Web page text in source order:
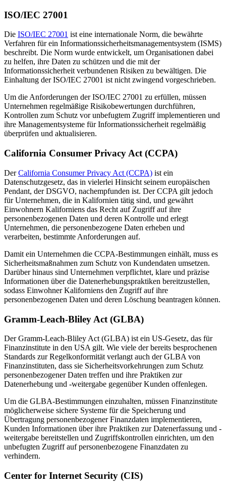
ISO/IEC 27001
Die ISO/IEC 27001 ist eine internationale Norm, die bewährte
Verfahren für ein Informationssicherheitsmanagementsystem (ISMS)
beschreibt. Die Norm wurde entwickelt, um Organisationen dabei
zu helfen, ihre Daten zu schützen und die mit der
Informationssicherheit verbundenen Risiken zu bewältigen. Die
Einhaltung der ISO/IEC 27001 ist nicht zwingend vorgeschrieben.
Um die Anforderungen der ISO/IEC 27001 zu erfüllen, müssen
Unternehmen regelmäßige Risikobewertungen durchführen,
Kontrollen zum Schutz vor unbefugtem Zugriff implementieren und
ihre Managementsysteme für Informationssicherheit regelmäßig
überprüfen und aktualisieren.
California Consumer Privacy Act (CCPA)
DerCalifornia Consumer Privacy Act (CCPA) ist ein
Datenschutzgesetz, das in vielerlei Hinsicht seinem europäischen
Pendant, der DSGVO, nachempfunden ist. Der CCPA gilt jedoch
für Unternehmen, die in Kalifornien tätig sind, und gewährt
Einwohnern Kaliforniens das Recht auf Zugriff auf ihre
personenbezogenen Daten und deren Kontrolle und erlegt
Unternehmen, die personenbezogene Daten erheben und
verarbeiten, bestimmte Anforderungen auf.
Damit ein Unternehmen die CCPA-Bestimmungen einhält, muss es
Sicherheitsmaßnahmen zum Schutz von Kundendaten umsetzen.
Darüber hinaus sind Unternehmen verpflichtet, klare und präzise
Informationen über die Datenerhebungspraktiken bereitzustellen,
sodass Einwohner Kaliforniens den Zugriff auf ihre
personenbezogenen Daten und deren Löschung beantragen können.
Gramm-Leach-Bliley Act (GLBA)
Der Gramm-Leach-Bliley Act (GLBA) ist ein US-Gesetz, das für
Finanzinstitute in den USA gilt. Wie viele der bereits besprochenen
Standards zur Regelkonformität verlangt auch der GLBA von
Finanzinstituten, dass sie Sicherheitsvorkehrungen zum Schutz
personenbezogener Daten treffen und ihre Praktiken zur
Datenerhebung und -weitergabe gegenüber Kunden offenlegen.
Um die GLBA-Bestimmungen einzuhalten, müssen Finanzinstitute
möglicherweise sichere Systeme für die Speicherung und
Übertragung personenbezogener Finanzdaten implementieren,
Kunden Informationen über ihre Praktiken zur Datenerfassung und -
weitergabe bereitstellen und Zugriffskontrollen einrichten, um den
unbefugten Zugriff auf personenbezogene Finanzdaten zu
verhindern.
Center for Internet Security (CIS)